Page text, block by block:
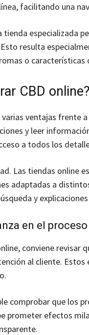
facilitando una
tienda especializada
resulta
o características
CBD online?
ventajas frente
y leer
a todos los
Las tiendas online
adaptadas a
y
en el
conviene revisar
al cliente.
comprobar que los
prometer efectos